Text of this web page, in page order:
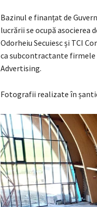
Bazinul e finanțat de
lucrării se ocupă asocierea
Odorheiu Secuiesc și TCI
ca subcontractante firmele
Advertising.
Fotografii realizate în